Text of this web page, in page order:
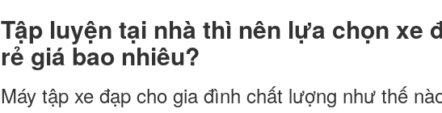
Tập luyện tại nhà thì nên lựa chọn xe
rẻgiá bao nhiêu?
Máy tập xe đạp cho gia đình chất lượng như thế